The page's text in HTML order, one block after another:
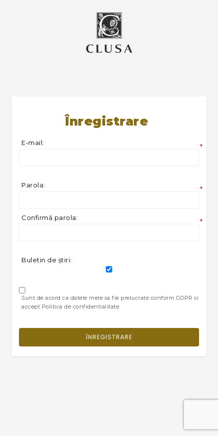
Înregistrare
E-mail: *
Parola: *
Confirmă parola: *
Buletin de ştiri:
Sunt de acord ca datele mele sa fie prelucrate conform GDPR si
accept Politica de confidentialitate
ÎNREGISTRARE